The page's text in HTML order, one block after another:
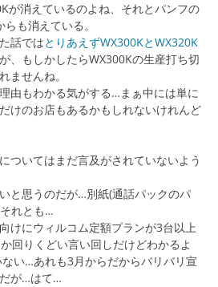
が消えているのよね、それとパンフの
も消えている。
話ではとりあえずWX300KとWX320K
、もしかしたらWX300Kの生産打ち切
ませんね。
由もわかる気がする…まぁ中には単に
けのお店もあるかもしれないけれんど
ついてはまだ言及がされていないよう
と思うのだが…別紙(通話パックのパ
れとも…
けにウィルコム定額プランが3台以上
回りくどい言い回しだけどわかるよ
い…あれも3月からだからバリバリ宣
が…はて…